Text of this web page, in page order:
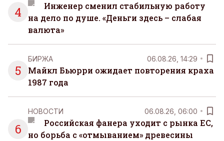
4
Инженер сменил стабильную работу
на дело по душе. «Деньги здесь – слабая
валюта»
5
БИРЖА 06.08.26, 14:29
Майкл Бьюрри ожидает повторения краха
1987 года
6
НОВОСТИ 06.08.26, 06:00
Российская фанера уходит с рынка ЕС,
но борьба с «отмыванием» древесины